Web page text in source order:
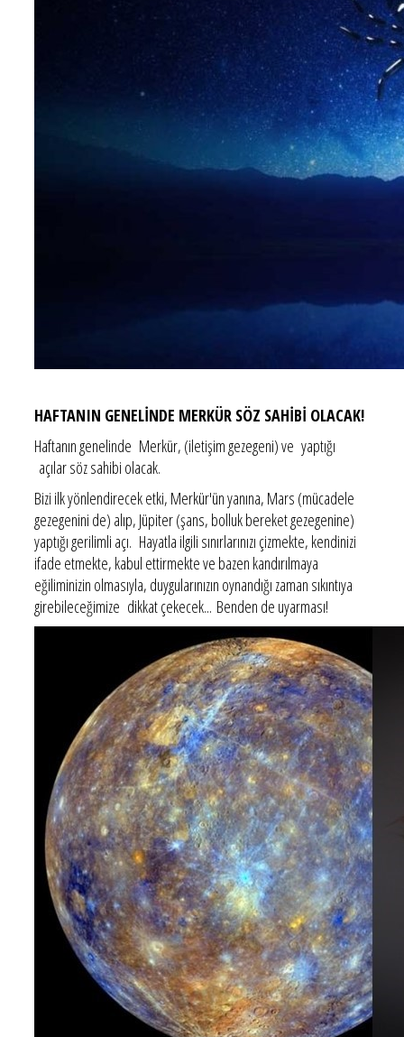
HAFTANIN GENELİNDE MERKÜR SÖZ SAHİBİ OLACAK!
Haftanın genelinde Merkür, (iletişim gezegeni) ve yaptığı
açılar söz sahibi olacak.
Bizi ilk yönlendirecek etki, Merkür'ün yanına, Mars (mücadele
gezegenini de) alıp, Jüpiter (şans, bolluk bereket gezegenine)
yaptığı gerilimli açı. Hayatla ilgili sınırlarınızı çizmekte, kendinizi
ifade etmekte, kabul ettirmekte ve bazen kandırılmaya
eğiliminizin olmasıyla, duygularınızın oynandığı zaman sıkıntıya
girebileceğimize dikkat çekecek... Benden de uyarması!